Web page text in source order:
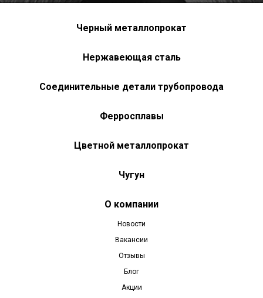
Черный металлопрокат
Нержавеющая сталь
Соединительные детали трубопровода
Ферросплавы
Цветной металлопрокат
Чугун
О компании
Новости
Вакансии
Отзывы
Блог
Акции